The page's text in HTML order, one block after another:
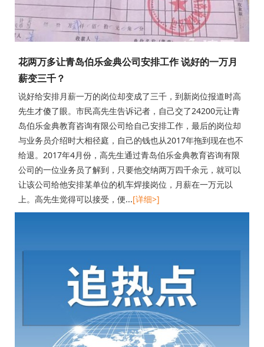
花两万多让青岛伯乐金典公司安排工作 说好的一万月
薪变三千？
说好给安排月薪一万的岗位却变成了三千，到新岗位报道时高
先生才傻了眼。市民高先生告诉记者，自己交了24200元让青
岛伯乐金典教育咨询有限公司给自己安排工作，最后的岗位却
与业务员介绍时大相径庭，自己的钱也从2017年拖到现在也不
给退。2017年4月份，高先生通过青岛伯乐金典教育咨询有限
公司的一位业务员了解到，只要他交纳两万四千余元，就可以
让该公司给他安排某单位的机车焊接岗位，月薪在一万元以
上。高先生觉得可以接受，便...[详细>]